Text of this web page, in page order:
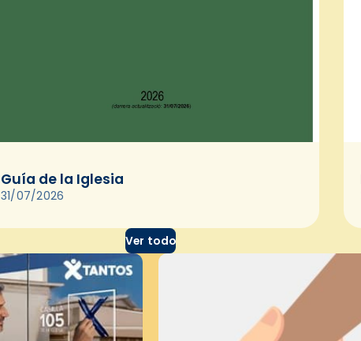
Guía de la Iglesia
31/07/2026
Ver todo